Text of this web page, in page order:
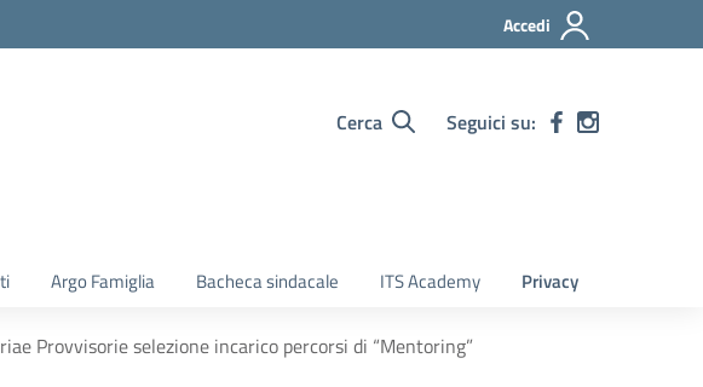
Accedi
Cerca Seguici su:
Argo Famiglia Bacheca sindacale ITS Academy Privacy
Provvisorie selezione incarico percorsi di “Mentoring”